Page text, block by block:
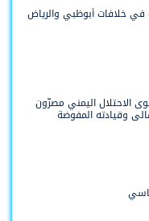
خلافات أبوظبي والرياض
الاحتلال اليمني مصرّون
وقيادته المفوضة